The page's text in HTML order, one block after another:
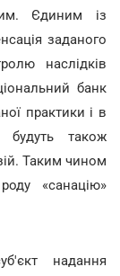
Єдиним із
заданого
наслідків
банк
практики і в
також
Таким чином
«санацію»
надання